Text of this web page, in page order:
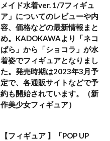
メイド水着ver. 1/7フィギュ
ア」についてのレビューや内
容、価格などの最新情報まと
め。KADOKAWAより「ネコ
ぱら」から「ショコラ」が水
着姿でフィギュアとなりまし
た。発売時期は2023年3月予
定で、各通販サイトなどで予
約も開始されています。（新
作美少女フィギュア）
【フィギュア 】「POP UP